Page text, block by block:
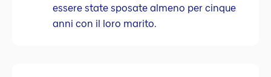
essere state sposate almeno per cinque
anni con il loro marito.